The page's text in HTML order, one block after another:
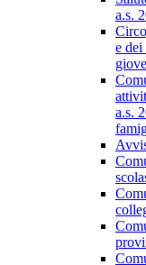
a.s.
e dei
a.s.